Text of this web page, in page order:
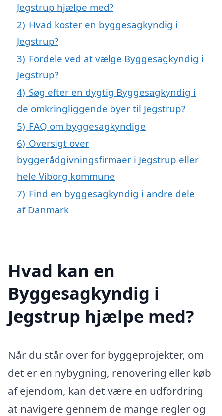
Jegstrup hjælpe med?
2) Hvad koster en byggesagkyndig i
Jegstrup?
3) Fordele ved at vælge Byggesagkyndig i
Jegstrup?
4) Søg efter en dygtig Byggesagkyndig i
de omkringliggende byer til Jegstrup?
5) FAQ om byggesagkyndige
6) Oversigt over
byggerådgivningsfirmaer i Jegstrup eller
hele Viborg kommune
7) Find en byggesagkyndig i andre dele
af Danmark
Hvad kan en
Byggesagkyndig i
Jegstrup hjælpe med?
Når du står over for byggeprojekter, om
det er en nybygning, renovering eller køb
af ejendom, kan det være en udfordring
at navigere gennem de mange regler og